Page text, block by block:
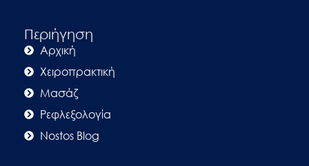
Περιήγηση
Αρχική
Χειροπρακτική
Μασάζ
Ρεφλεξολογία
Nostos Blog